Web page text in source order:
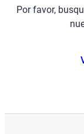
Por favor,